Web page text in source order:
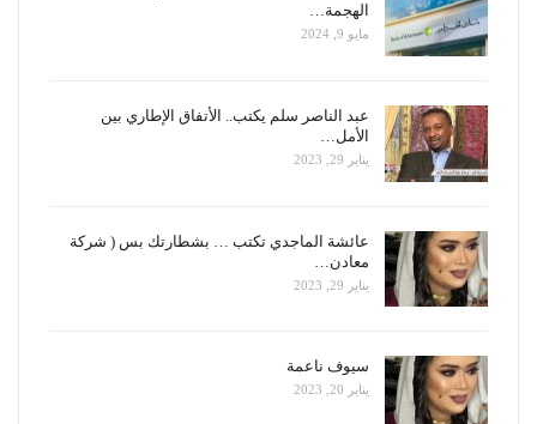
الهجمة…
مايو 9, 2024
عبد الناصر سلم يكتب.. الأتفاق الإطاري بين
الأمل…
يناير 29, 2023
عائشة الماجدي تكتب … بشطارتك بس ( شركة
معادن…
يناير 29, 2023
سيوف ناعمة
يناير 20, 2023